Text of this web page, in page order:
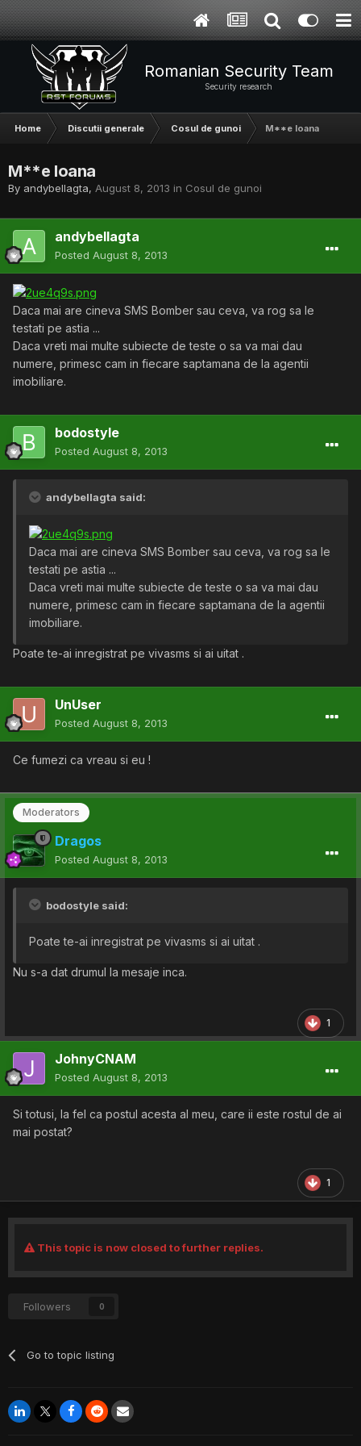
Romanian Security Team
Security research
Home Discutii generale Cosul de gunoi M**e Ioana
M**e Ioana
By andybellagta, August 8, 2013 in Cosul de gunoi
andybellagta
Posted August 8, 2013
Daca mai are cineva SMS Bomber sau ceva, va rog sa le
testati pe astia ...
Daca vreti mai multe subiecte de teste o sa va mai dau
numere, primesc cam in fiecare saptamana de la agentii
imobiliare.
bodostyle
Posted August 8, 2013
andybellagta said:
Daca mai are cineva SMS Bomber sau ceva, va rog sa le
testati pe astia ...
Daca vreti mai multe subiecte de teste o sa va mai dau
numere, primesc cam in fiecare saptamana de la agentii
imobiliare.
Poate te-ai inregistrat pe vivasms si ai uitat .
UnUser
Posted August 8, 2013
Ce fumezi ca vreau si eu !
Moderators
Dragos
Posted August 8, 2013
bodostyle said:
Poate te-ai inregistrat pe vivasms si ai uitat .
Nu s-a dat drumul la mesaje inca.
1
JohnyCNAM
Posted August 8, 2013
Si totusi, la fel ca postul acesta al meu, care ii este rostul de ai
mai postat?
1
This topic is now closed to further replies.
Followers 0
Go to topic listing